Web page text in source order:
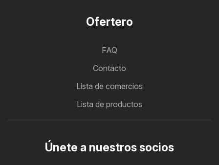
Ofertero
FAQ
Contacto
Lista de comercios
Lista de productos
Únete a nuestros socios